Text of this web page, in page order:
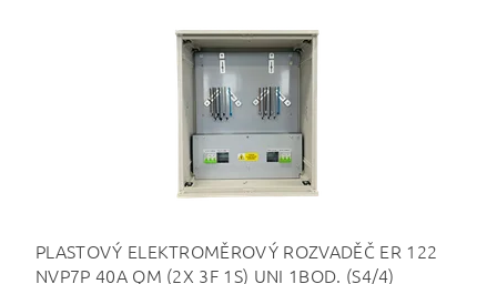
PLASTOVÝ ELEKTROMĚROVÝ ROZVADĚČ ER 122
NVP7P 40A QM (2X 3F 1S) UNI 1BOD. (S4/4)